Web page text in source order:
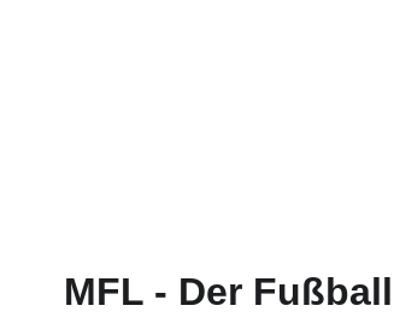
MFL - Der